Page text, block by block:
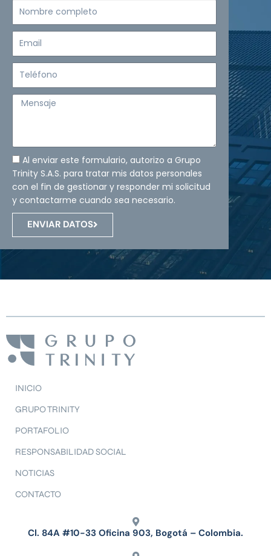
Mensaje
Al enviar este formulario, autorizo a Grupo
Trinity S.A.S. para tratar mis datos personales
con el fin de gestionar y responder mi solicitud
y contactarme cuando sea necesario.
ENVIAR DATOS
INICIO
GRUPO TRINITY
PORTAFOLIO
RESPONSABILIDAD SOCIAL
NOTICIAS
CONTACTO
Cl. 84A #10-33 Oficina 903, Bogotá – Colombia.